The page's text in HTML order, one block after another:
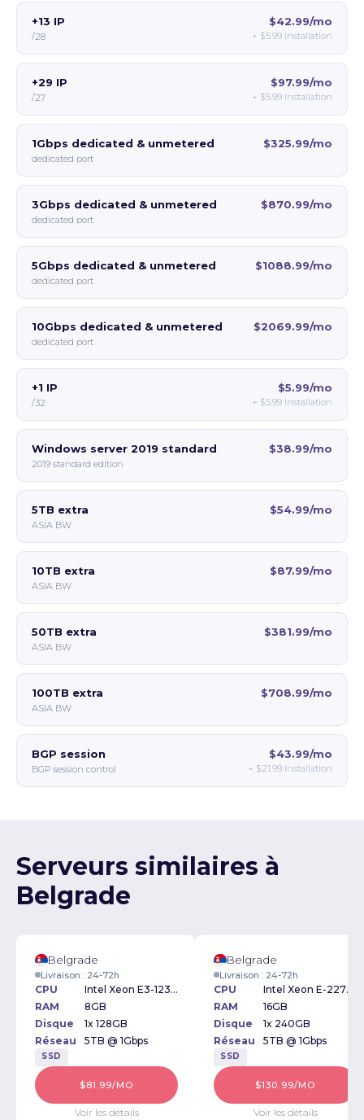
+13 IP
/28
$42.99/mo
+ $5.99 Installation
+29 IP
/27
$97.99/mo
+ $5.99 Installation
1Gbps dedicated & unmetered
dedicated port
$325.99/mo
3Gbps dedicated & unmetered
dedicated port
$870.99/mo
5Gbps dedicated & unmetered
dedicated port
$1088.99/mo
10Gbps dedicated & unmetered
dedicated port
$2069.99/mo
+1 IP
/32
$5.99/mo
+ $5.99 Installation
Windows server 2019 standard
2019 standard edition
$38.99/mo
5TB extra
ASIA BW
$54.99/mo
10TB extra
ASIA BW
$87.99/mo
50TB extra
ASIA BW
$381.99/mo
100TB extra
ASIA BW
$708.99/mo
BGP session
BGP session control
$43.99/mo
+ $21.99 Installation
Serveurs similaires à
Belgrade
Belgrade
Livraison : 24-72h
CPU
Intel Xeon E3-1230v2 3.30GHz
RAM
8GB
Disque
1x 128GB
Réseau
5TB @ 1Gbps
SSD
$81.99/MO
Voir les détails
Belgrade
Livraison : 24-72h
CPU
Intel Xeon E-2276G 3.80GHz
RAM
16GB
Disque
1x 240GB
Réseau
5TB @ 1Gbps
SSD
$130.99/MO
Voir les détails